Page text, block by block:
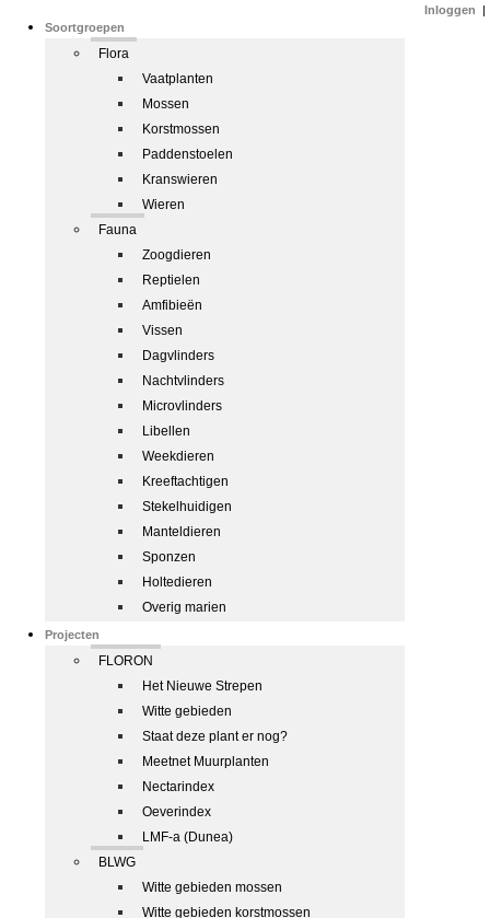
Soortgroepen
Flora
Vaatplanten
Mossen
Korstmossen
Paddenstoelen
Kranswieren
Wieren
Fauna
Zoogdieren
Reptielen
Amfibieën
Vissen
Dagvlinders
Nachtvlinders
Microvlinders
Libellen
Weekdieren
Kreeftachtigen
Stekelhuidigen
Manteldieren
Sponzen
Holtedieren
Overig marien
Projecten
FLORON
Het Nieuwe Strepen
Witte gebieden
Staat deze plant er nog?
Meetnet Muurplanten
Nectarindex
Oeverindex
LMF-a (Dunea)
BLWG
Witte gebieden mossen
Witte gebieden korstmossen
Inloggen |